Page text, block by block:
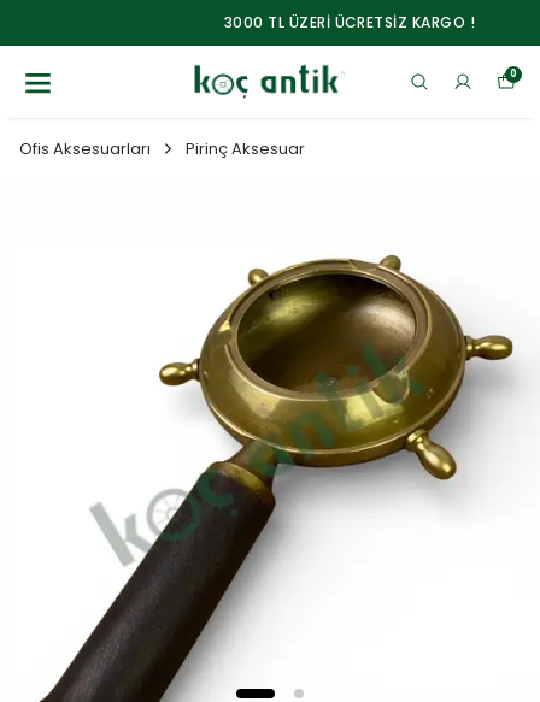
3000 TL ÜZERİ ÜCRETSİZ KARGO !
0
Ofis Aksesuarları Pirinç Aksesuar